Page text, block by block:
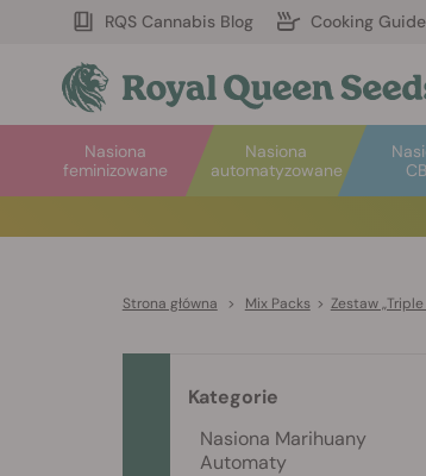
RQS Cannabis Blog Cooking Guide
Nasiona
automatyzowane
Nasiona
feminizowane
Strona główna > Mix Packs > Zestaw
Kategorie
Nasiona Marihuany
Automaty